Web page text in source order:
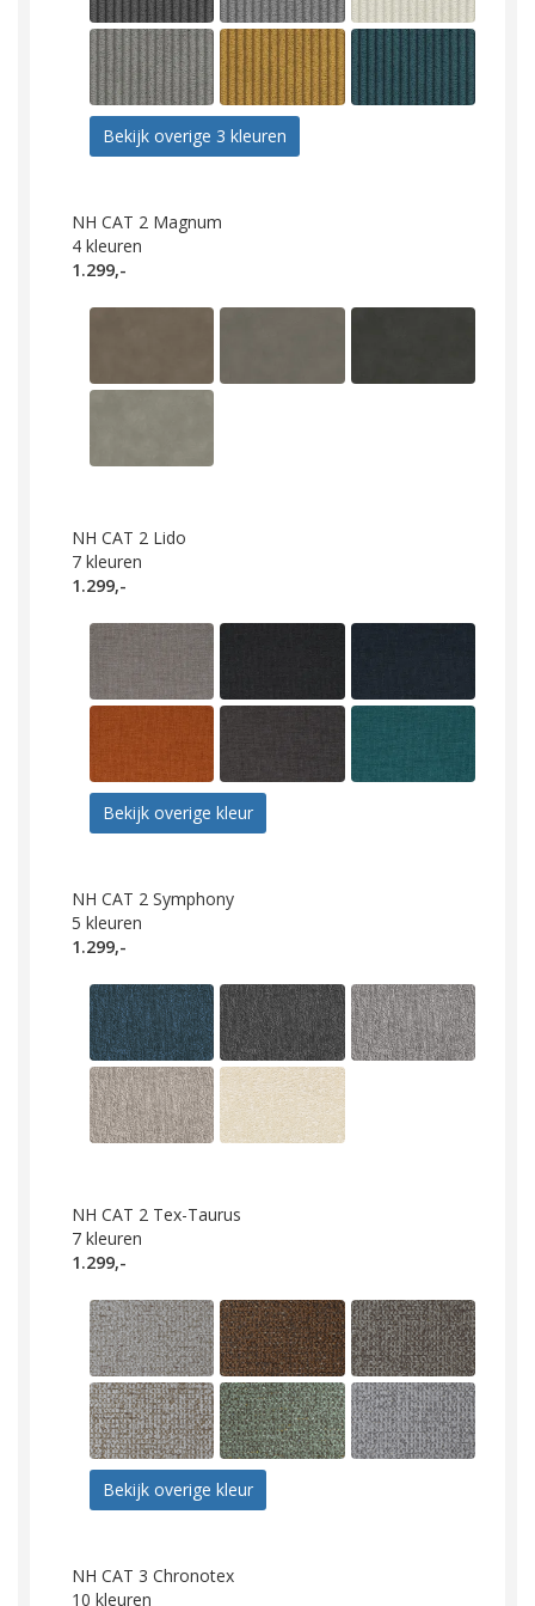
Bekijk overige 3 kleuren
NH CAT 2 Magnum
4 kleuren
1.299,-
NH CAT 2 Lido
7 kleuren
1.299,-
Bekijk overige kleur
NH CAT 2 Symphony
5 kleuren
1.299,-
NH CAT 2 Tex-Taurus
7 kleuren
1.299,-
Bekijk overige kleur
NH CAT 3 Chronotex
10 kleuren